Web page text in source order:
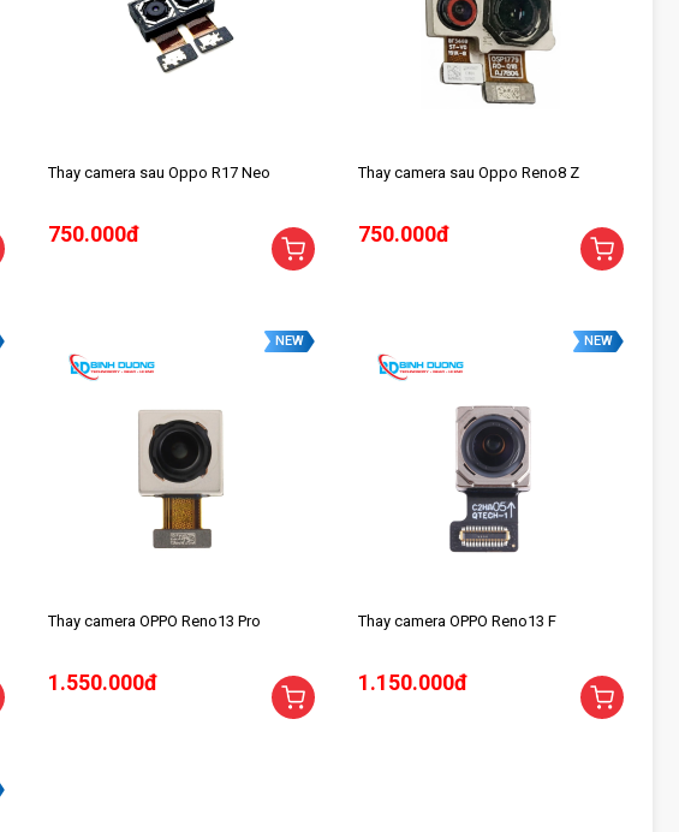
Thay camera sau Oppo R17 Neo
750.000đ
Thay camera sau Oppo Reno8 Z
750.000đ
NEW
Thay camera OPPO Reno13 Pro
1.550.000đ
NEW
Thay camera OPPO Reno13 F
1.150.000đ